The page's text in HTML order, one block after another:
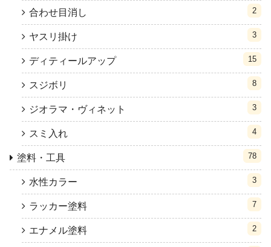
合わせ目消し 2
ヤスリ掛け 3
ディティールアップ 15
スジボリ 8
ジオラマ・ヴィネット 3
スミ入れ 4
塗料・工具 78
水性カラー 3
ラッカー塗料 7
エナメル塗料 2